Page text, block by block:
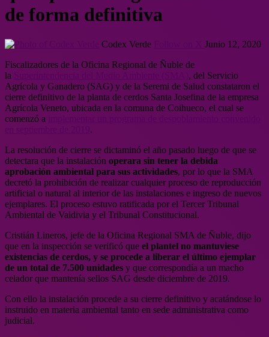
de forma definitiva
Codex Verde
Junio 12, 2020
Fiscalizadores de la Oficina Regional de Ñuble de
la
, del Servicio
Agrícola y Ganadero (SAG) y de la Seremi de Salud constataron el
cierre definitivo de la planta de cerdos Santa Josefina de la empresa
Agrícola Veneto, ubicada en la comuna de Coihueco, el cual se
comenzó a
.
La resolución de cierre se dictaminó el año pasado luego de que se
detectara que la instalación operara sin tener la debida
aprobación ambiental para sus actividades, por lo que la SMA
decretó la prohibición de realizar cualquier proceso de reproducción
artificial o natural al interior de las instalaciones e ingreso de nuevos
ejemplares. El proceso estuvo ratificada por el Tercer Tribunal
Ambiental de Valdivia y el Tribunal Constitucional.
Cristián Lineros, jefe de la Oficina Regional SMA de Ñuble, dijo
que en la inspección se verificó que el plantel no mantuviese
existencias de cerdos, y se procede a liberar el último ejemplar
de un total de 7.500 unidades y que correspondía a un macho
celador que mantenía sellos SAG desde diciembre de 2019.
Con ello la instalación procede a su cierre definitivo y acatándose lo
instruido en materia ambiental tanto en sede administrativa como
judicial.